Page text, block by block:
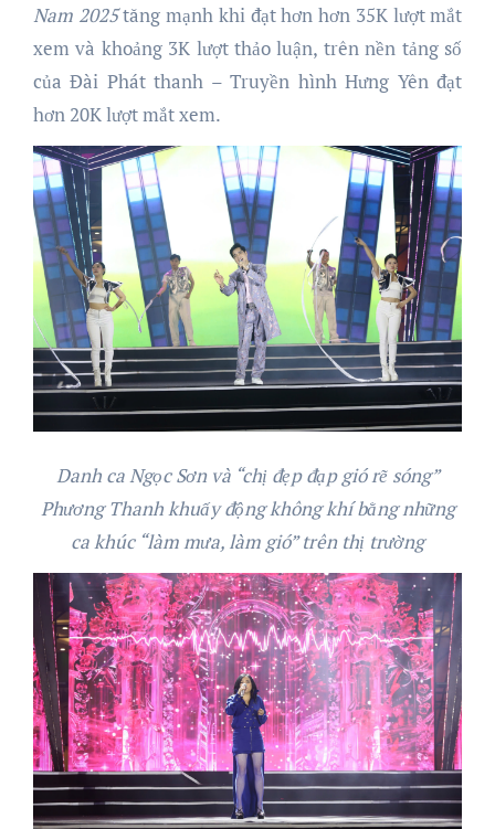
Nam 2025tăng mạnh khi đạt hơn hơn 35K lượt mắt
xem và khoảng 3K lượt thảo luận, trên nền tảng số
của Đài Phát thanh – Truyền hình Hưng Yên đạt
hơn 20K lượt mắt xem.
Danh ca Ngọc Sơn và “chị đẹp đạp gió rẽ sóng”
Phương Thanh khuấy động không khí bằng những
ca khúc “làm mưa, làm gió” trên thị trường